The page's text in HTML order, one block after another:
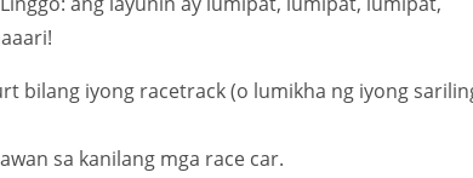
bilang iyong racetrack (o lumikha ng iyong
sa kanilang mga race car.